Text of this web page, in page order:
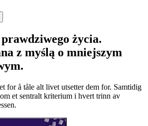
życia.
z myślą o mniejszym
for å tåle alt livet utsetter dem for. Samtidig
et sentralt kriterium i hvert trinn av